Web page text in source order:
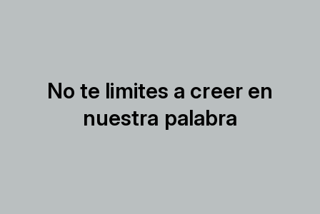
No te limites a creer en
nuestra palabra